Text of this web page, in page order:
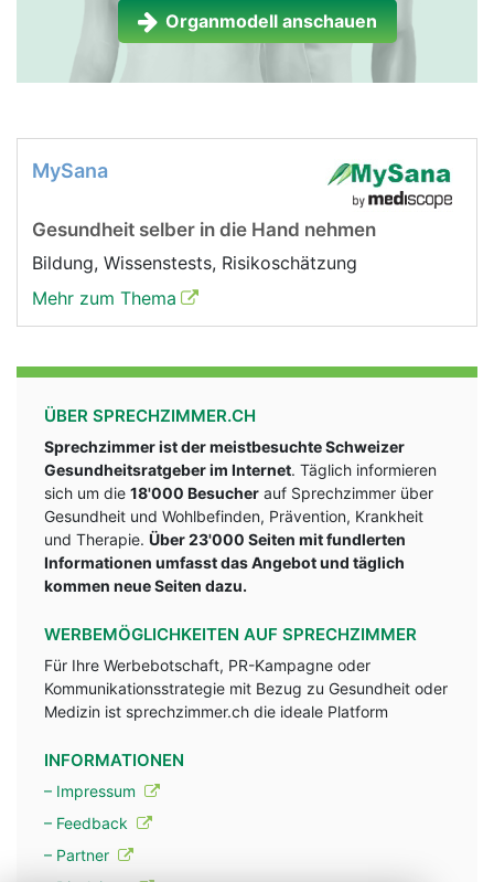
Organmodell anschauen
MySana
Gesundheit selber in die Hand nehmen
Bildung, Wissenstests, Risikoschätzung
Mehr zum Thema
ÜBER SPRECHZIMMER.CH
Sprechzimmer ist der meistbesuchte Schweizer
Gesundheitsratgeber im Internet. Täglich informieren
sich um die 18'000 Besucher auf Sprechzimmer über
Gesundheit und Wohlbefinden, Prävention, Krankheit
und Therapie. Über 23'000 Seiten mit fundlerten
Informationen umfasst das Angebot und täglich
kommen neue Seiten dazu.
WERBEMÖGLICHKEITEN AUF SPRECHZIMMER
Für Ihre Werbebotschaft, PR-Kampagne oder
Kommunikationsstrategie mit Bezug zu Gesundheit oder
Medizin ist sprechzimmer.ch die ideale Platform
INFORMATIONEN
– Impressum
– Feedback
– Partner